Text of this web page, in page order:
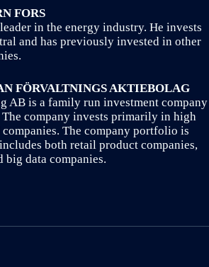
FORS
in the energy industry. He invests
and has previously invested in other
FÖRVALTNINGS AKTIEBOLAG
AB is a family run investment company
The company invests primarily in high
The company portfolio is
both retail product companies,
big data companies.